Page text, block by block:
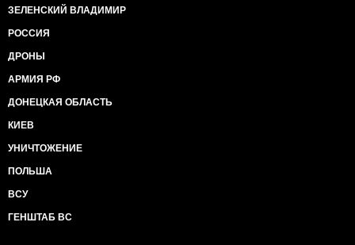
ЗЕЛЕНСКИЙ ВЛАДИМИР
РОССИЯ
ДРОНЫ
АРМИЯ РФ
ДОНЕЦКАЯ ОБЛАСТЬ
КИЕВ
УНИЧТОЖЕНИЕ
ПОЛЬША
ВСУ
ГЕНШТАБ ВС